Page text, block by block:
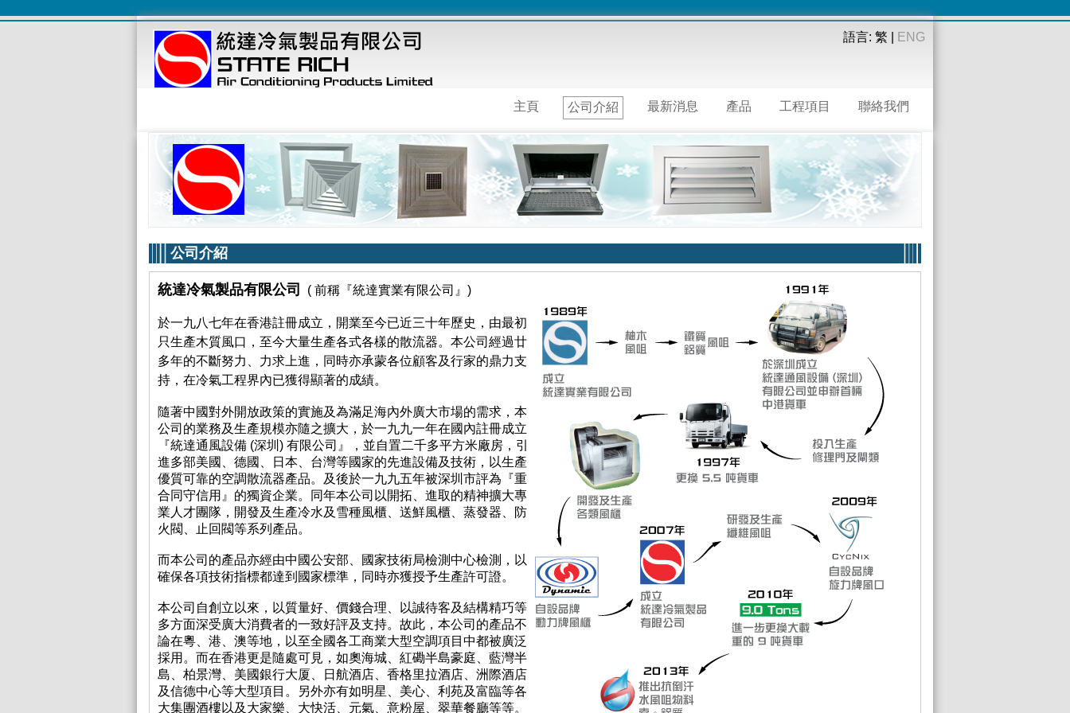
語言: 繁 | ENG
聯絡我們
工程項目
產品
最新消息
公司介紹
主頁
公司介紹
統達冷氣製品有限公司 ( 前稱『統達實業有限公司』)
於一九八七年在香港註冊成立，開業至今已近三十年歷史，由最初
只生產木質風口，至今大量生產各式各樣的散流器。本公司經過廿
多年的不斷努力、力求上進，同時亦承蒙各位顧客及行家的鼎力支
持，在冷氣工程界內已獲得顯著的成績。
隨著中國對外開放政策的實施及為滿足海內外廣大市場的需求，本
公司的業務及生產規模亦隨之擴大，於一九九一年在國內註冊成立
『統達通風設備 (深圳) 有限公司』，並自置二千多平方米廠房，引
進多部美國、德國、日本、台灣等國家的先進設備及技術，以生產
優質可靠的空調散流器產品。及後於一九九五年被深圳市評為『重
合同守信用』的獨資企業。同年本公司以開拓、進取的精神擴大專
業人才團隊，開發及生產冷水及雪種風櫃、送鮮風櫃、蒸發器、防
火閥、止回閥等系列產品。
而本公司的產品亦經由中國公安部、國家技術局檢測中心檢測，以
確保各項技術指標都達到國家標準，同時亦獲授予生產許可證。
本公司自創立以來，以質量好、價錢合理、以誠待客及結構精巧等
多方面深受廣大消費者的一致好評及支持。故此，本公司的產品不
論在粵、港、澳等地，以至全國各工商業大型空調項目中都被廣泛
採用。而在香港更是隨處可見，如奧海城、紅磡半島豪庭、藍灣半
島、柏景灣、美國銀行大厦、日航酒店、香格里拉酒店、洲際酒店
及信德中心等大型項目。另外亦有如明星、美心、利苑及富臨等各
大集團酒樓以及大家樂、大快活、元氣、意粉屋、翠華餐廳等等。